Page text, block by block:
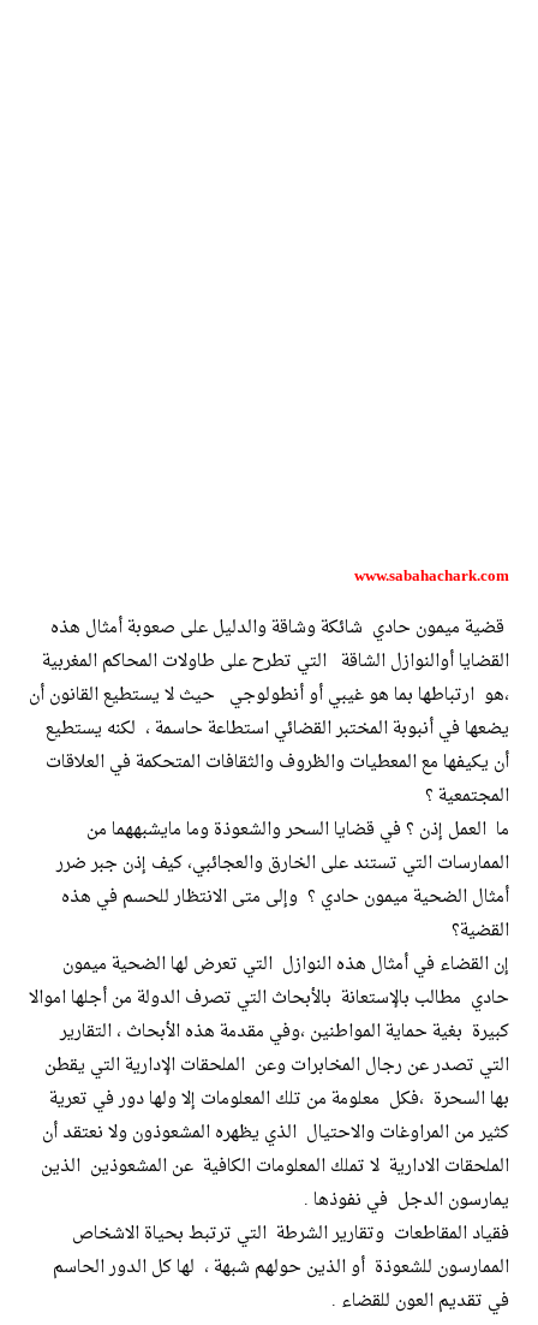
www.sabahachark.com
قضية ميمون حادي شائكة وشاقة والدليل على صعوبة أمثال هذه
القضايا أوالنوازل الشاقة التي تطرح على طاولات المحاكم المغربية
،هو ارتباطها بما هو غيبي أو أنطولوجي حيث لا يستطيع القانون أن
يضعها في أنبوبة المختبر القضائي استطاعة حاسمة ، لكنه يستطيع
أن يكيفها مع المعطيات والظروف والثقافات المتحكمة في العلاقات
المجتمعية ؟
ما العمل إذن ؟ في قضايا السحر والشعوذة وما مايشبههما من
الممارسات التي تستند على الخارق والعجائبي، كيف إذن جبر ضرر
أمثال الضحية ميمون حادي ؟ وإلى متى الانتظار للحسم في هذه
القضية؟
إن القضاء في أمثال هذه النوازل التي تعرض لها الضحية ميمون
حادي مطالب بالإستعانة بالأبحاث التي تصرف الدولة من أجلها اموالا
كبيرة بغية حماية المواطنين ،وفي مقدمة هذه الأبحاث ، التقارير
التي تصدر عن رجال المخابرات وعن الملحقات الإدارية التي يقطن
بها السحرة ،فكل معلومة من تلك المعلومات إلا ولها دور في تعرية
كثير من المراوغات والاحتيال الذي يظهره المشعوذون ولا نعتقد أن
الملحقات الادارية لا تملك المعلومات الكافية عن المشعوذين الذين
يمارسون الدجل في نفوذها .
فقياد المقاطعات وتقارير الشرطة التي ترتبط بحياة الاشخاص
الممارسون للشعوذة أو الذين حولهم شبهة ، لها كل الدور الحاسم
في تقديم العون للقضاء .